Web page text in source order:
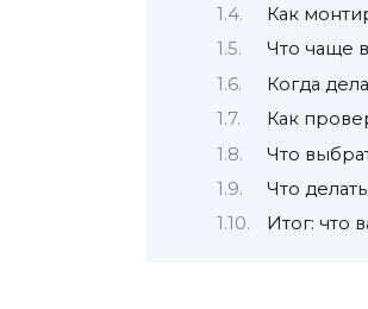
Как
Что чаще
Когда
Как
Что
Что
Итог: что